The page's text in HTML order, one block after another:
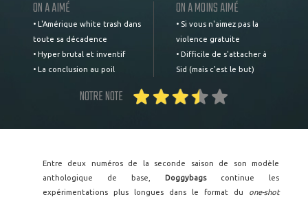
ON A AIMÉ
• L'Amérique white trash dans
toute sa décadence
• Hyper brutal et inventif
• La conclusion au poil
ON A MOINS AIMÉ
• Si vous n'aimez pas la
violence gratuite
• Difficile de s'attacher à
Sid (mais c'est le but)
NOTRE NOTE
Entre deux numéros de la seconde saison de son modèle
anthologique de base, Doggybags continue les
expérimentations plus longues dans le format du one-shot